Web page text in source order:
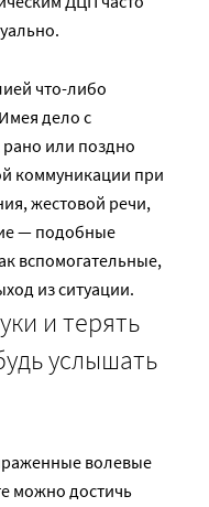
что-либо
дело с
или поздно
коммуникации при
жестовой речи,
— подобные
вспомогательные,
из ситуации.
и терять
услышать
волевые
можно достичь